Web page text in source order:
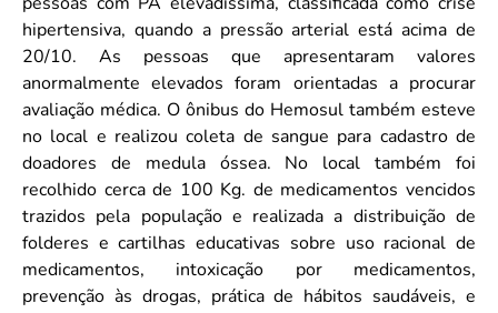
hipertensiva, quando a pressão arterial está acima de
20/10. As pessoas que apresentaram valores
anormalmente elevados foram orientadas a procurar
avaliação médica. O ônibus do Hemosul também esteve
no local e realizou coleta de sangue para cadastro de
doadores de medula óssea. No local também foi
recolhido cerca de 100 Kg. de medicamentos vencidos
trazidos pela população e realizada a distribuição de
folderes e cartilhas educativas sobre uso racional de
medicamentos, intoxicação por medicamentos,
prevenção às drogas, prática de hábitos saudáveis, e